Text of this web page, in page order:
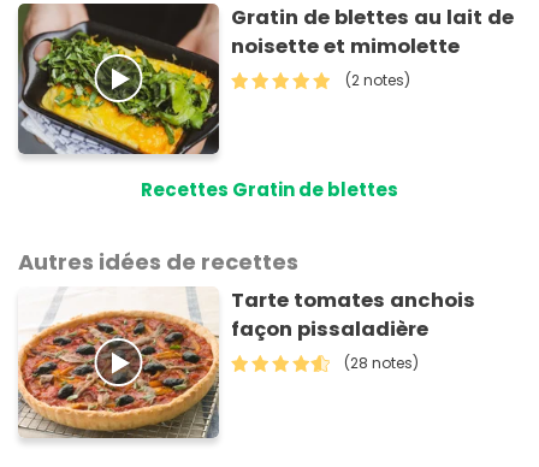
Gratin de blettes au lait de
noisette et mimolette
(2 notes)
Recettes Gratin de blettes
Autres idées de recettes
Tarte tomates anchois
façon pissaladière
(28 notes)